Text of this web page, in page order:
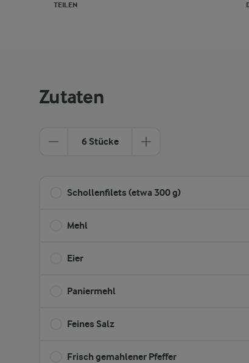
TEILEN
Zutaten
6 Stücke
Schollenfilets (etwa 300 g)
Mehl
Eier
Paniermehl
Feines Salz
Frisch gemahlener Pfeffer